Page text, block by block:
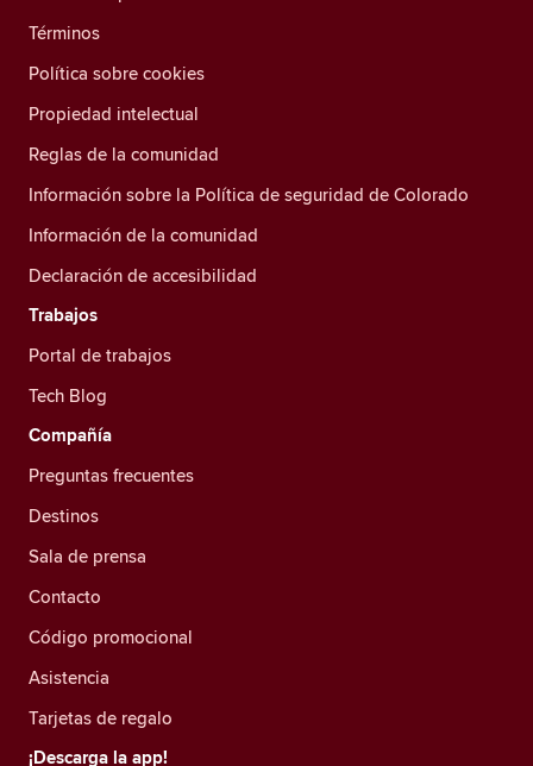
Términos
Política sobre cookies
Propiedad intelectual
Reglas de la comunidad
Información sobre la Política de seguridad de Colorado
Información de la comunidad
Declaración de accesibilidad
Trabajos
Portal de trabajos
Tech Blog
Compañía
Preguntas frecuentes
Destinos
Sala de prensa
Contacto
Código promocional
Asistencia
Tarjetas de regalo
¡Descarga la app!